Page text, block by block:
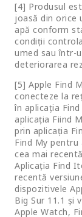
[4] Produsul
joasă din orice
apă conform
condiții
umed sau într-
deteriorarea
[5] Apple Find
conecteze la
în aplicația
aplicația Fiind
prin aplicația
Find My pentru
cea mai
Aplicația Find
recentă
dispozitivele
Big Sur 11.1 și
Apple Watch,